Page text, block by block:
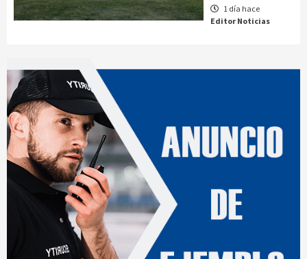
1 día hace
Editor Noticias